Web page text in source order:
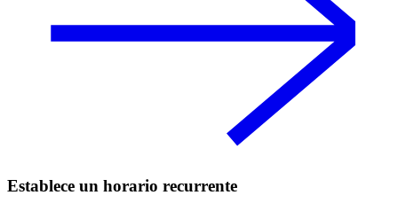
Establece un horario recurrente